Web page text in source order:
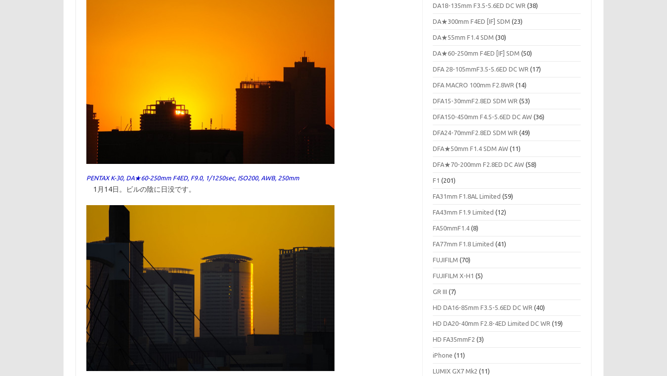
PENTAX K-30, DA★60-250mm F4ED, F9.0, 1/1250sec, ISO200, AWB, 250mm
1月14日。ビルの陰に日没です。
DA18-135mm F3.5-5.6ED DC WR (38)
DA★300mm F4ED [IF] SDM (23)
DA★55mm F1.4 SDM (30)
DA★60-250mm F4ED [IF] SDM (50)
DFA 28-105mmF3.5-5.6ED DC WR (17)
DFA MACRO 100mm F2.8WR (14)
DFA15-30mmF2.8ED SDM WR (53)
DFA150-450mm F4.5-5.6ED DC AW (36)
DFA24-70mmF2.8ED SDM WR (49)
DFA★50mm F1.4 SDM AW (11)
DFA★70-200mm F2.8ED DC AW (58)
F1 (201)
FA31mm F1.8AL Limited (59)
FA43mm F1.9 Limited (12)
FA50mmF1.4 (8)
FA77mm F1.8 Limited (41)
FUJIFILM (70)
FUJIFILM X-H1 (5)
GR III (7)
HD DA16-85mm F3.5-5.6ED DC WR (40)
HD DA20-40mm F2.8-4ED Limited DC WR (19)
HD FA35mmF2 (3)
iPhone (11)
LUMIX GX7 Mk2 (11)